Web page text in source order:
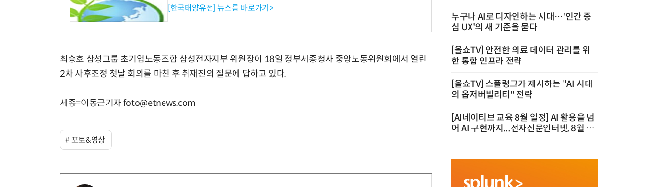
[한국태양유전] 뉴스룸 바로가기>
최승호 삼성그룹 초기업노동조합 삼성전자지부 위원장이 18일 정부세종청사 중앙노동위원회에서 열린
2차 사후조정 첫날 회의를 마친 후 취재진의 질문에 답하고 있다.
세종=이동근기자 foto@etnews.com
포토&영상
누구나 AI로 디자인하는 시대…'인간 중
심 UX'의 새 기준을 묻다
[올쇼TV] 안전한 의료 데이터 관리를 위
한 통합 인프라 전략
[올쇼TV] 스플렁크가 제시하는 "AI 시대
의 옵저버빌리티" 전략
[AI네이티브 교육 8월 일정] AI 활용을 넘
어 AI 구현까지...전자신문인터넷, 8월 실